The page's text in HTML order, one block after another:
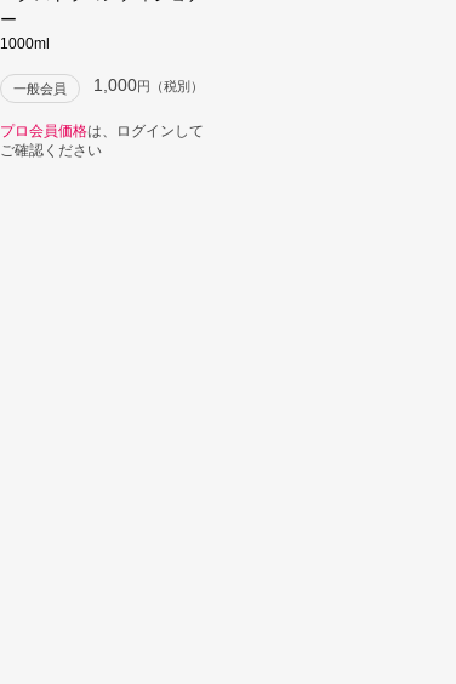
ー
1000ml
一般会員 1,000円（税別）
プロ会員価格は、ログインして
ご確認ください